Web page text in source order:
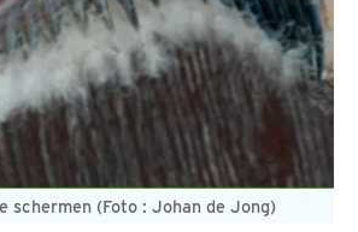
schermen (Foto : Johan de Jong)